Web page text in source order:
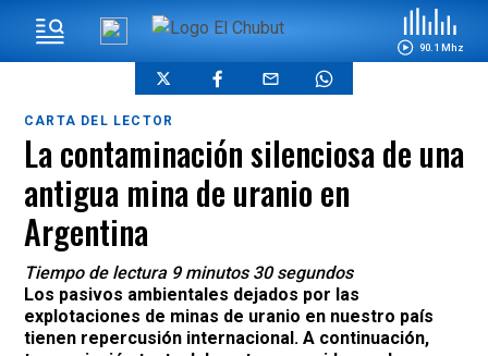
90.1 Mhz
CARTA DEL LECTOR
La contaminación silenciosa de una
antigua mina de uranio en
Argentina
Tiempo de lectura 9 minutos 30 segundos
Los pasivos ambientales dejados por las
explotaciones de minas de uranio en nuestro país
tienen repercusión internacional. A continuación,